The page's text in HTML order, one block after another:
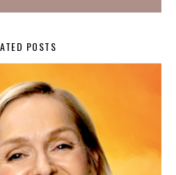
POSTS